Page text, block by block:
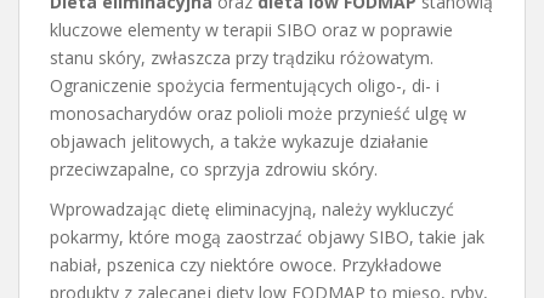
kluczowe elementy w terapii SIBO oraz w poprawie
stanu skóry, zwłaszcza przy trądziku różowatym.
Ograniczenie spożycia fermentujących oligo-, di- i
monosacharydów oraz polioli może przynieść ulgę w
objawach jelitowych, a także wykazuje działanie
przeciwzapalne, co sprzyja zdrowiu skóry.
Wprowadzając dietę eliminacyjną, należy wykluczyć
pokarmy, które mogą zaostrzać objawy SIBO, takie jak
nabiał, pszenica czy niektóre owoce. Przykładowe
produkty z zalecanej diety low FODMAP to mięso, ryby,